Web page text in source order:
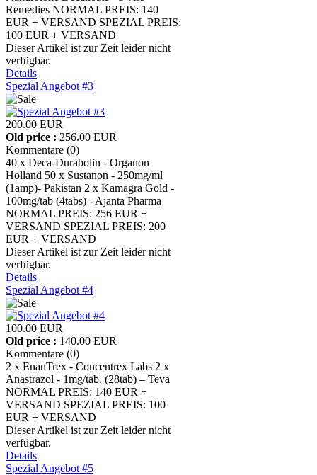
Remedies NORMAL PREIS: 140
EUR + VERSAND SPEZIAL PREIS:
100 EUR + VERSAND
Dieser Artikel ist zur Zeit leider nicht
verfügbar.
Details
Spezial Angebot #3
200.00 EUR
Old price : 256.00 EUR
Kommentare (0)
40 x Deca-Durabolin - Organon
Holland 50 x Sustanon - 250mg/ml
(1amp)- Pakistan 2 x Kamagra Gold -
100mg/tab (4tabs) - Ajanta Pharma
NORMAL PREIS: 256 EUR +
VERSAND SPEZIAL PREIS: 200
EUR + VERSAND
Dieser Artikel ist zur Zeit leider nicht
verfügbar.
Details
Spezial Angebot #4
100.00 EUR
Old price : 140.00 EUR
Kommentare (0)
2 x EnanTrex - Concentrex Labs 2 x
Anastrazol - 1mg/tab. (28tab) – Teva
NORMAL PREIS: 140 EUR +
VERSAND SPEZIAL PREIS: 100
EUR + VERSAND
Dieser Artikel ist zur Zeit leider nicht
verfügbar.
Details
Spezial Angebot #5